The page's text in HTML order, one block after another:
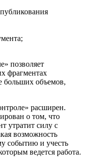
позволяет
фрагментах
больших объемов,
расширен.
о том, что
утратит силу с
возможность
событию и учесть
ведется работа.